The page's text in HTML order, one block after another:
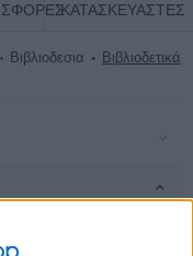
ΚΑΤΑΣΚΕΥΑΣΤΈΣ
Βιβλιοδεσια
Βιβλιοδετικά